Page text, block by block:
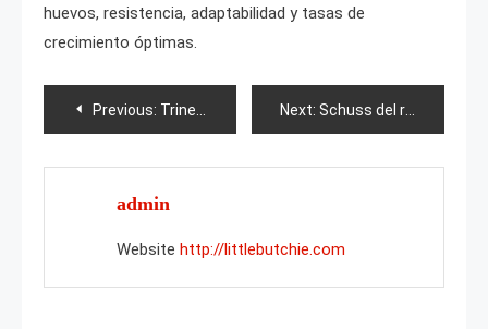
huevos, resistencia, adaptabilidad y tasas de
crecimiento óptimas.
PostPrevious: Trineo Chukchi Next: Schuss del rosal
admin
Website http://littlebutchie.com